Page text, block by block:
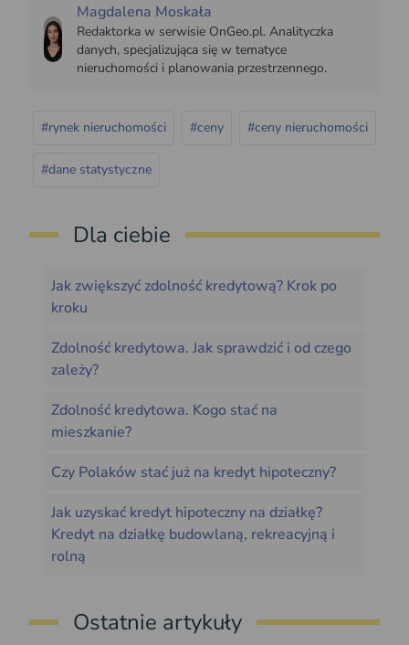
Magdalena Moskała
Redaktorka w serwisie OnGeo.pl. Analityczka
danych, specjalizująca się w tematyce
nieruchomości i planowania przestrzennego.
#rynek nieruchomości #ceny #ceny nieruchomości
#dane statystyczne
Dla ciebie
Jak zwiększyć zdolność kredytową? Krok po
kroku
Zdolność kredytowa. Jak sprawdzić i od czego
zależy?
Zdolność kredytowa. Kogo stać na
mieszkanie?
Czy Polaków stać już na kredyt hipoteczny?
Jak uzyskać kredyt hipoteczny na działkę?
Kredyt na działkę budowlaną, rekreacyjną i
rolną
Ostatnie artykuły